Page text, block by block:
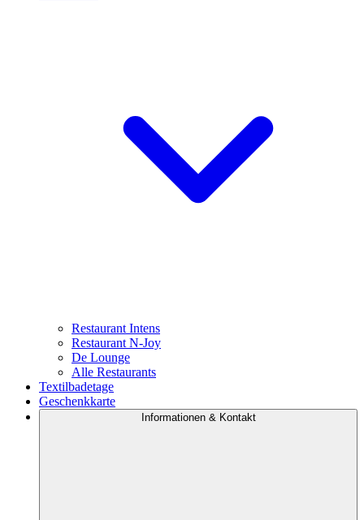
Restaurant Intens
Restaurant N-Joy
De Lounge
Alle Restaurants
Textilbadetage
Geschenkkarte
Informationen & Kontakt